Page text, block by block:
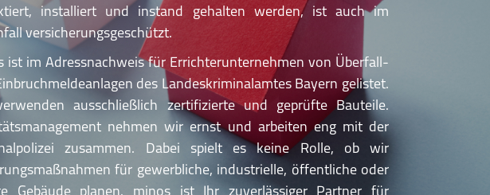
installiert und instand gehalten werden, ist auch im
versicherungsgeschützt.
ist im Adressnachweis für Errichterunternehmen von Überfall-
des Landeskriminalamtes Bayern gelistet.
ausschließlich zertifizierte und geprüfte Bauteile.
nehmen wir ernst und arbeiten eng mit der
zusammen. Dabei spielt es keine Rolle, ob wir
für gewerbliche, industrielle, öffentliche oder